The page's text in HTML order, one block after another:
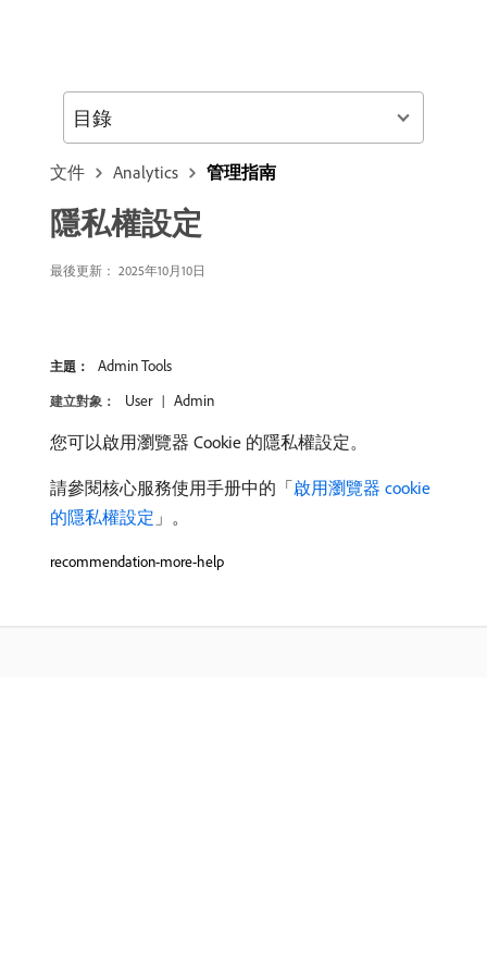
文件 Analytics 管理指南
隱私權設定
最後更新： 2025年10月10日
主題： Admin Tools
建立對象： User Admin
您可以啟用瀏覽器 Cookie 的隱私權設定。
請參閱核心服務使用手册中的「啟用瀏覽器 cookie
的隱私權設定 」。
recommendation-more-help
目錄